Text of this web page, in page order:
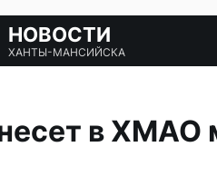
НОВОСТИ
ХАНТЫ-МАНСИЙСКА
в ХМАО